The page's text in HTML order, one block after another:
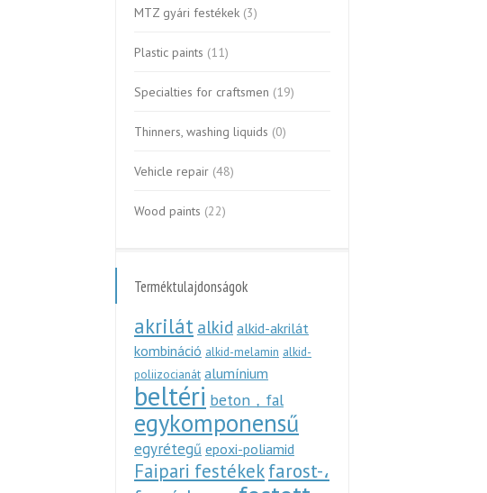
MTZ gyári festékek (3)
Plastic paints (11)
Specialties for craftsmen (19)
Thinners, washing liquids (0)
Vehicle repair (48)
Wood paints (22)
Terméktulajdonságok
akrilát alkid alkid-akrilát
kombináció alkid-melamin alkid-
poliizocianát alumínium
beltéri beton，fal
egykomponensű
egyrétegű epoxi-poliamid
Faipari festékekfarost-،